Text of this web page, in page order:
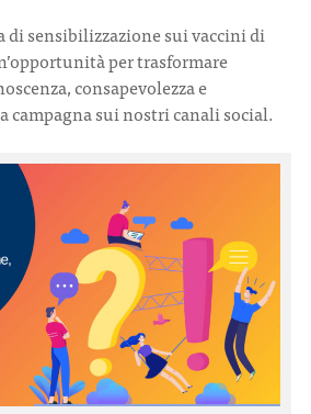
di sensibilizzazione sui vaccini di
per trasformare
consapevolezza e
campagna sui nostri canali social.